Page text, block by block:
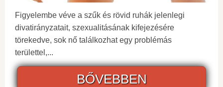
Figyelembe véve a szűk és rövid ruhák jelenlegi
divatirányzatait, szexualitásának kifejezésére
törekedve, sok nő találkozhat egy problémás
területtel,...
BŐVEBBEN